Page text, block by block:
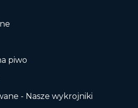
piwo
- Nasze wykrojniki